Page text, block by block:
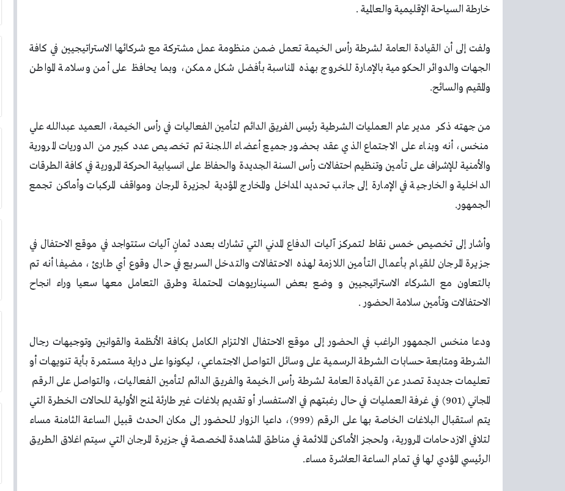
خارطة السياحة الإقليمية والعالمية .
ولفت إلى أن القيادة العامة لشرطة رأس الخيمة تعمل ضمن منظومة عمل مشتركة مع شركائها الاستراتيجيين في كافة
الجهات والدوائر الحكومية بالإمارة للخروج بهذه المناسبة بأفضل شكل ممكن، وبما يحافظ على أمن وسلامة المواطن
والمقيم والسائح.
من جهته ذكر مدير عام العمليات الشرطية رئيس الفريق الدائم لتأمين الفعاليات في رأس الخيمة، العميد عبدالله علي
منخس، أنه وبناء على الاجتماع الذي عقد بحضور جميع أعضاء اللجنة تم تخصيص عدد كبير من الدوريات المرورية
والأمنية للإشراف على تأمين وتنظيم احتفالات رأس السنة الجديدة والحفاظ على انسيابية الحركة المرورية في كافة الطرقات
الداخلية و الخارجية في الإمارة إلى جانب تحديد المداخل والمخارج المؤدية لجزيرة المرجان ومواقف المركبات وأماكن تجمع
الجمهور.
وأشار إلى تخصيص خمس نقاط لتمركز آليات الدفاع المدني التي تشارك بعدد ثمانٍ آليات ستتواجد في موقع الاحتفال في
جزيرة المرجان للقيام بأعمال التأمين اللازمة لهذه الاحتفالات والتدخل السريع في حال وقوع أي طارئ، مضيفا أنه تم
بالتعاون مع الشركاء الاستراتيجيين و وضع بعض السيناريوهات المحتملة وطرق التعامل معها سعيا وراء انجاح
الاحتفالات وتأمين سلامة الحضور .
ودعا منخس الجمهور الراغب في الحضور إلى موقع الاحتفال الالتزام الكامل بكافة الأنظمة والقوانين وتوجيهات رجال
الشرطة ومتابعة حسابات الشرطة الرسمية على وسائل التواصل الاجتماعي، ليكونوا على دراية مستمرة بأية تنويهات أو
تعليمات جديدة تصدر عن القيادة العامة لشرطة رأس الخيمة والفريق الدائم لتأمين الفعاليات، والتواصل على الرقم
المجاني (901) في غرفة العمليات في حال رغبتهم في الاستفسار أو تقديم بلاغات غير طارئة لمنح الأولية للحالات الخطرة التي
يتم استقبال البلاغات الخاصة بها على الرقم (999)، داعيا الزوار للحضور إلى مكان الحدث قبيل الساعة الثامنة مساء
لتلافي الازدحامات المرورية، ولحجز الأماكن الملائمة في مناطق المشاهدة المخصصة في جزيرة المرجان التي سيتم اغلاق الطريق
الرئيسي المؤدي لها في تمام الساعة العاشرة مساء.